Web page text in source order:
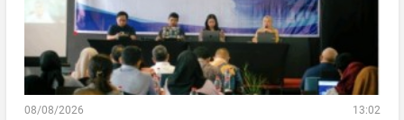
08/08/2026 13:02